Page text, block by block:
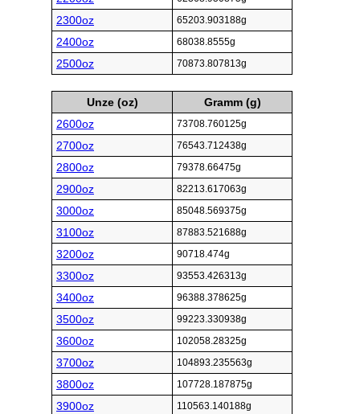
2300oz 65203.903188g
2400oz 68038.8555g
2500oz 70873.807813g
Unze (oz)
Gramm (g)
2600oz
73708.760125g
2700oz 76543.712438g
2800oz 79378.66475g
2900oz 82213.617063g
3000oz 85048.569375g
3100oz 87883.521688g
3200oz 90718.474g
3300oz 93553.426313g
3400oz 96388.378625g
3500oz 99223.330938g
3600oz 102058.28325g
3700oz 104893.235563g
3800oz 107728.187875g
3900oz 110563.140188g